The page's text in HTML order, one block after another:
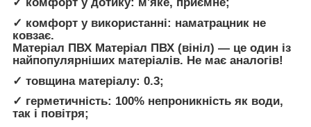
✓ комфорт у використанні: наматрацник не
ковзає.
Матеріал ПВХ Матеріал ПВХ (вініл) — це один із
найпопулярніших матеріалів. Не має аналогів!
✓ товщина матеріалу: 0.3;
✓ герметичність: 100% непроникність як води,
так і повітря;